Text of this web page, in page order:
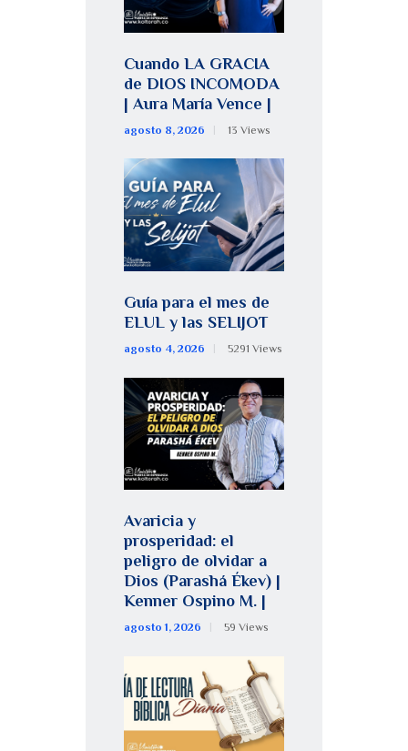
Cuando LA GRACIA
de DIOS INCOMODA
| Aura María Vence |
agosto 8, 2026 13 Views
Guía para el mes de
ELUL y las SELIJOT
agosto 4, 2026 5291 Views
Avaricia y
prosperidad: el
peligro de olvidar a
Dios (Parashá Ékev) |
Kenner Ospino M. |
agosto 1, 2026 59 Views